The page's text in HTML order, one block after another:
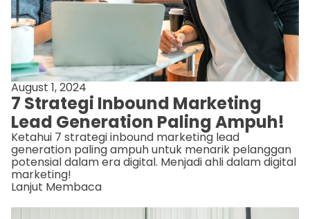
August 1, 2024
7 Strategi Inbound Marketing
Lead Generation Paling Ampuh!
Ketahui 7 strategi inbound marketing lead
generation paling ampuh untuk menarik pelanggan
potensial dalam era digital. Menjadi ahli dalam digital
marketing!
Lanjut Membaca